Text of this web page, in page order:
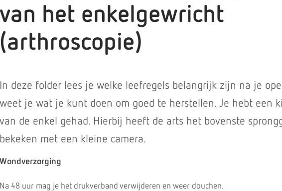
van het enkelgewricht
(arthroscopie)
In deze folder lees je welke leefregels belangrijk zijn na je
weet je wat je kunt doen om goed te herstellen. Je hebt een
van de enkel gehad. Hierbij heeft de arts het bovenste
bekeken met een kleine camera.
Wondverzorging
Na 48 uur mag je het drukverband verwijderen en weer douchen.